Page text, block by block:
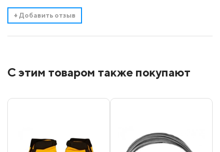
+ Добавить отзыв
С этим товаром также покупают